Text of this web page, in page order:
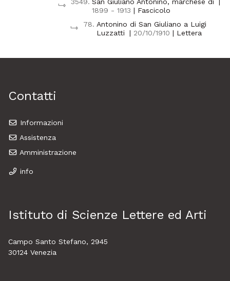
1899 - 1913 | Fascicolo
78. Antonino di San Giuliano a Luigi
Luzzatti
| 20/10/1910 | Lettera
Contatti
Informazioni
Assistenza
Amministrazione
info
Istituto di Scienze Lettere ed Arti
Campo Santo Stefano, 2945
30124 Venezia